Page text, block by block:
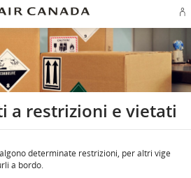
o
un
a restrizioni e vietati
determinate restrizioni, per altri vige
a bordo.